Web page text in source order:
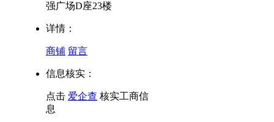
强广场D座23楼
详情：
商铺 留言
信息核实：
点击 爱企查 核实工商信
息